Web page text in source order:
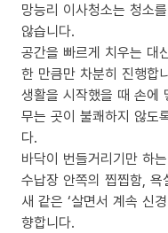
망능리 이사청소는 청소
않습니다.
공간을 빠르게 치우는 대
한 만큼만 차분히 진행합
생활을 시작했을 때 손에
무는 곳이 불쾌하지 않도
다.
바닥이 번들거리기만 하
수납장 안쪽의 찝찝함,
새 같은 ‘살면서 계속 신
향합니다.